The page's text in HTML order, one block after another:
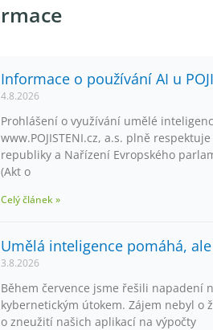
Informace o používání AI u
4.8.2026
Prohlášení o využívání umělé
www.POJISTENI.cz, a.s. plně
republiky a Nařízení Evropského
(Akt o
Celý článek »
Umělá inteligence pomáhá,
3.8.2026
Během července jsme řešili napadení
kybernetickým útokem. Zájem nebyl o
o zneužití našich aplikací na výpočty